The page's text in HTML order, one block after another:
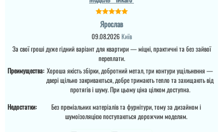
Леонід
подивитись хто може
виконати таке якісне
покриття на ринку , то у
Ярослав
09.08.2026 Київ
За свої гроші дуже гідний варіант для квартири — міцні, практичні та без зайвої
переплати.
Преимущества: Хороша якість збірки, добротний метал, три контури ущільнення —
двері щільно закриваються, добре тримають тепло та захищають від
протягів і шуму. При цьому ціна цілком доступна.
Недостатки:
Без преміальних матеріалів та фурнітури, тому за дизайном і
шумоізоляцією поступаються дорожчим моделям.